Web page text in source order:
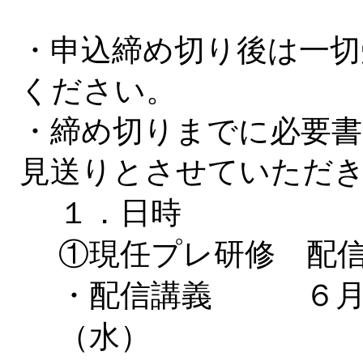
・申込締め切り後は一
ください。
・締め切りまでに必要
見送りとさせていただ
１．日時
①現任プレ研修 配
・配信講義 ６月
（水）